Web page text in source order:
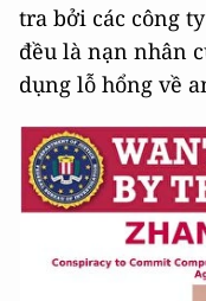
tra bởi các công
đều là nạn nhân
dụng lỗ hổng về